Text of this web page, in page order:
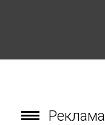
Реклама